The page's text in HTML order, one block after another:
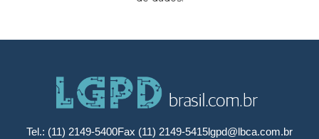
Tel.: (11) 2149-5400Fax (11) 2149-5415lgpd@lbca.com.br